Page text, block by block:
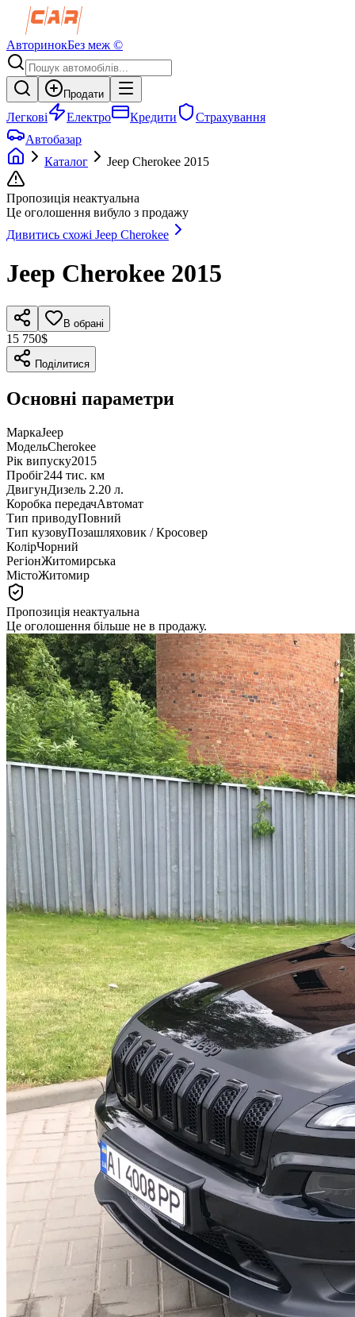
АвторинокБез меж ©
Продати
Легкові Електро Кредити
Страхування
Автобазар
Каталог
Jeep Cherokee 2015
Пропозиція неактуальна
Це оголошення вибуло з продажу
Дивитись схожі Jeep Cherokee
Jeep Cherokee 2015
В обрані
15 750$
Поділитися
Основні параметри
МаркаJeep
МодельCherokee
Рік випуску2015
Пробіг244 тис. км
ДвигунДизель 2.20 л.
Коробка передачАвтомат
Тип приводуПовний
Тип кузовуПозашляховик / Кросовер
КолірЧорний
РегіонЖитомирська
МістоЖитомир
Пропозиція неактуальна
Це оголошення більше не в продажу.